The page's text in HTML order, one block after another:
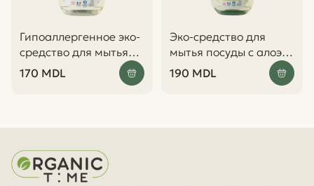
Гипоаллергенное эко-
средство для мытья
детских бутылочек и
170 MDL
Эко-средство для
мытья посуды с алоэ
вера и лавандой, 1 л –
190 MDL